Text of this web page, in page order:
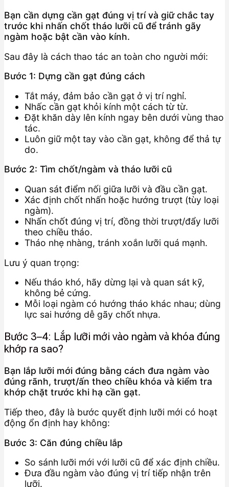
Bạn cần dựng cần gạt đúng vị trí và giữ chắc tay
trước khi nhấn chốt tháo lưỡi cũ để tránh gãy
ngàm hoặc bật cần vào kính.
Sau đây là cách thao tác an toàn cho người mới:
Bước 1: Dựng cần gạt đúng cách
Tắt máy, đảm bảo cần gạt ở vị trí nghỉ.
Nhấc cần gạt khỏi kính một cách từ từ.
Đặt khăn dày lên kính ngay bên dưới vùng thao
tác.
Luôn giữ một tay vào cần gạt, không để thả tự
do.
Bước 2: Tìm chốt/ngàm và tháo lưỡi cũ
Quan sát điểm nối giữa lưỡi và đầu cần gạt.
Xác định chốt nhấn hoặc hướng trượt (tùy loại
ngàm).
Nhấn chốt đúng vị trí, đồng thời trượt/đẩy lưỡi
theo chiều tháo.
Tháo nhẹ nhàng, tránh xoắn lưỡi quá mạnh.
Lưu ý quan trọng:
Nếu tháo khó, hãy dừng lại và quan sát kỹ,
không bẻ cứng.
Mỗi loại ngàm có hướng tháo khác nhau; dùng
lực sai hướng dễ gãy chốt nhựa.
Bước 3–4: Lắp lưỡi mới vào ngàm và khóa đúng
khớp ra sao?
Bạn lắp lưỡi mới đúng bằng cách đưa ngàm vào
đúng rãnh, trượt/ấn theo chiều khóa và kiểm tra
khớp chặt trước khi hạ cần gạt.
Tiếp theo, đây là bước quyết định lưỡi mới có hoạt
động ổn định hay không:
Bước 3: Căn đúng chiều lắp
So sánh lưỡi mới với lưỡi cũ để xác định chiều.
Đưa đầu ngàm vào đúng vị trí tiếp nhận trên
lưỡi.